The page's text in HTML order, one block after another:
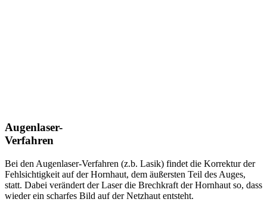
Augenlaser-
Verfahren
Bei den Augenlaser-Verfahren (z.b. Lasik) findet die Korrektur der
Fehlsichtigkeit auf der Hornhaut, dem äußersten Teil des Auges,
statt. Dabei verändert der Laser die Brechkraft der Hornhaut so, dass
wieder ein scharfes Bild auf der Netzhaut entsteht.